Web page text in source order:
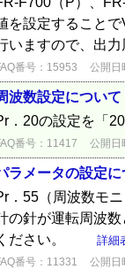
を設定すること
いますので、出
番号：15953 公開日
波数設定について
．20の設定を「
番号：11417 公開日
ラメータの設定に
．55（周波数モ
の針が運転周波
ださい。 詳細
番号：11331 公開日